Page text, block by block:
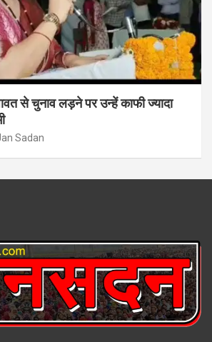
से चुनाव लड़ने पर उन्हें काफी ज्यादा
Sadan